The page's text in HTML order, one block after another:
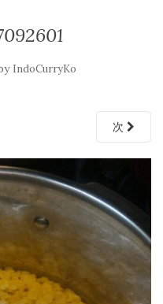
IndoCurryKo
次